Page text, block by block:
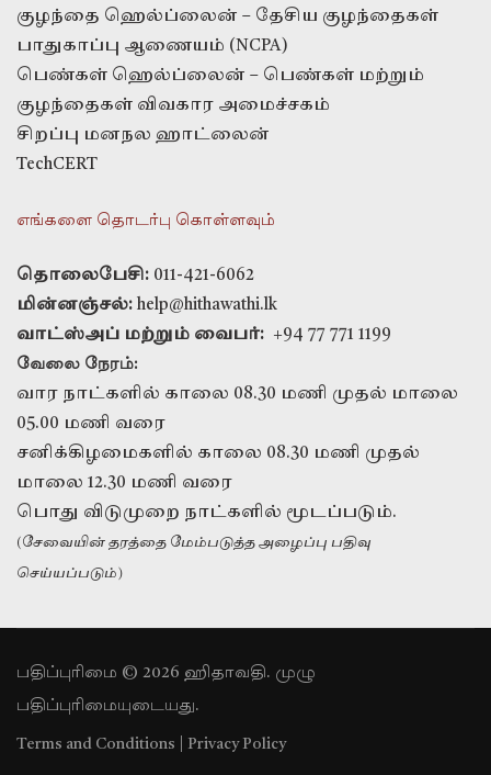
குழந்தை ஹெல்ப்லைன் – தேசிய குழந்தைகள்
பாதுகாப்பு ஆணையம் (NCPA)
பெண்கள் ஹெல்ப்லைன் – பெண்கள் மற்றும்
குழந்தைகள் விவகார அமைச்சகம்
சிறப்பு மனநல ஹாட்லைன்
TechCERT
எங்களை தொடர்பு கொள்ளவும்
தொலைபேசி: 011-421-6062
மின்னஞ்சல்: help@hithawathi.lk
வாட்ஸ்அப் மற்றும் வைபர்: +94 77 771 1199
வேலை நேரம்:
வார நாட்களில் காலை 08.30 மணி முதல் மாலை
05.00 மணி வரை
சனிக்கிழமைகளில் காலை 08.30 மணி முதல்
மாலை 12.30 மணி வரை
பொது விடுமுறை நாட்களில் மூடப்படும்.
(சேவையின் தரத்தை மேம்படுத்த அழைப்பு பதிவு
செய்யப்படும்)
பதிப்புரிமை © 2026 ஹிதாவதி. முழு
பதிப்புரிமையுடையது.
Terms and Conditions Privacy Policy